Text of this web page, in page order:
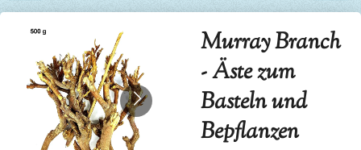
Murray Branch
- Äste zum
Basteln und
Bepflanzen